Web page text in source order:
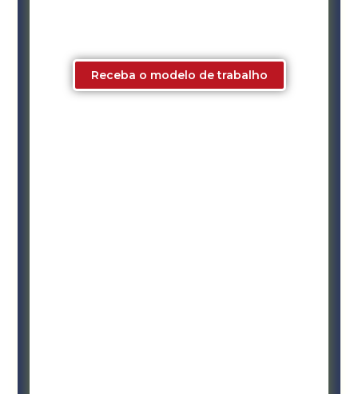
Receba o modelo de trabalho